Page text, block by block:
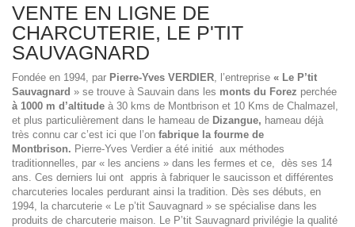
VENTE EN LIGNE DE
CHARCUTERIE, LE P'TIT
SAUVAGNARD
Fondée en 1994, par Pierre-Yves VERDIER , l’entreprise « Le P’tit
Sauvagnard » se trouve à Sauvain dans les monts du Forez perchée
à 1000 m d’altitude à 30 kms de Montbrison et 10 Kms de Chalmazel,
et plus particulièrement dans le hameau de Dizangue, hameau déjà
très connu car c’est ici que l’on fabrique la fourme de
Montbrison. Pierre-Yves Verdier a été initié aux méthodes
traditionnelles, par « les anciens » dans les fermes et ce, dès ses 14
ans. Ces derniers lui ont appris à fabriquer le saucisson et différentes
charcuteries locales perdurant ainsi la tradition. Dès ses débuts, en
1994, la charcuterie « Le p’tit Sauvagnard » se spécialise dans les
produits de charcuterie maison. Le P’tit Sauvagnard privilégie la qualité